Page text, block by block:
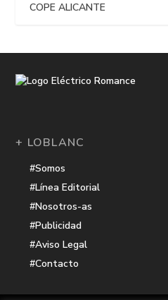
COPE ALICANTE
+ LOBLANC
#Somos
#Línea Editorial
#Nosotros-as
#Publicidad
#Aviso Legal
#Contacto